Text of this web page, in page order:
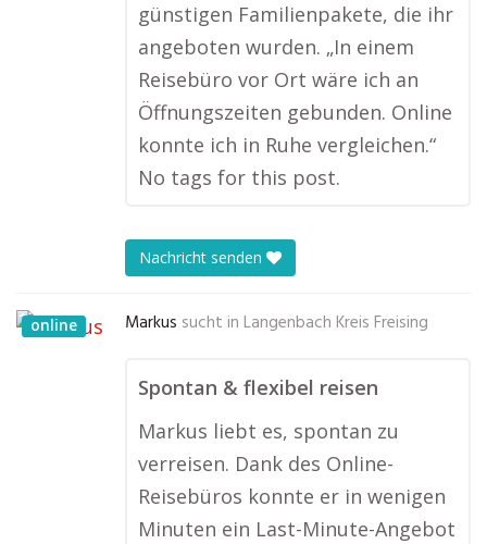
günstigen Familienpakete, die ihr
angeboten wurden. „In einem
Reisebüro vor Ort wäre ich an
Öffnungszeiten gebunden. Online
konnte ich in Ruhe vergleichen.“
No tags for this post.
Nachricht senden
online Markus sucht in Langenbach Kreis Freising
Spontan & flexibel reisen
Markus liebt es, spontan zu
verreisen. Dank des Online-
Reisebüros konnte er in wenigen
Minuten ein Last-Minute-Angebot